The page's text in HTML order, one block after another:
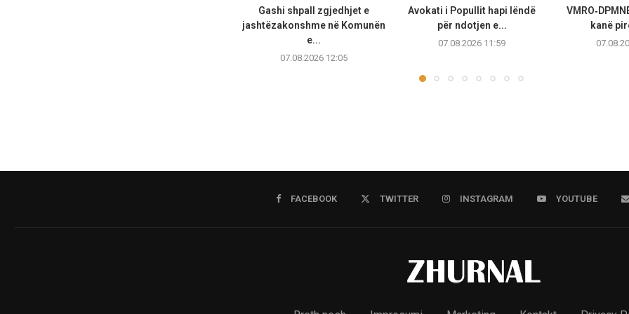
Gashi shpall zgjedhjet e
jashtëzakonshme në Komunën
e...
07.08.2026 12:05
Avokati i Popullit hapi lëndë
për ndotjen e...
07.08.2026 11:59
kanë
FACEBOOK TWITTER INSTAGRAM YOUTUBE